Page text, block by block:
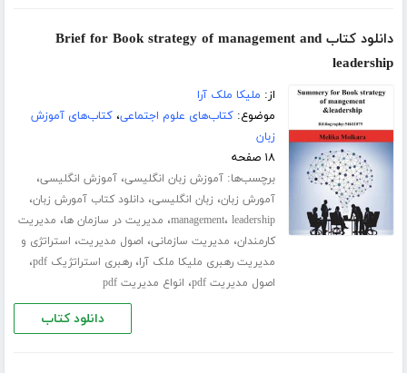
دانلود کتاب Brief for Book strategy of management and
leadership
از: ملیکا ملک آرا
موضوع:کتاب‌های علوم اجتماعی،کتاب‌های آموزش
زبان
۱۸ صفحه
برچسب‌ها:آموزش زبان انگلیسی،آموزش انگلیسی،
آمورش زبان، زبان انگلیسی،دانلود کتاب آمورش زبان،
management، leadership ، مدیریت در سازمان ها، مدیریت
کارمندان، مدیریت سازمانی، اصول مدیریت، استراتژی و
مدیریت رهبری ملیکا ملک آرا،رهبری استراتژیک pdf ،
اصول مدیریت pdf ، انواع مدیریت pdf
دانلود کتاب